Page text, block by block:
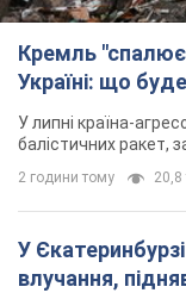
Кремль
Україні: що
У липні країна-
балістичних ракет,
2 години тому 20,8
У
влучання,